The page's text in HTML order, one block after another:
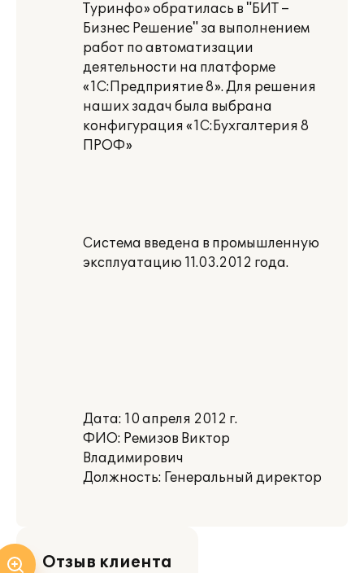
Туринфо» обратилась в "БИТ –
Бизнес Решение" за выполнением
работ по автоматизации
деятельности на платформе
«1С:Предприятие 8». Для решения
наших задач была выбрана
конфигурация «1С:Бухгалтерия 8
ПРОФ»
Система введена в промышленную
эксплуатацию 11.03.2012 года.
Дата: 10 апреля 2012 г.
ФИО: Ремизов Виктор
Владимирович
Должность: Генеральный директор
Отзыв клиента